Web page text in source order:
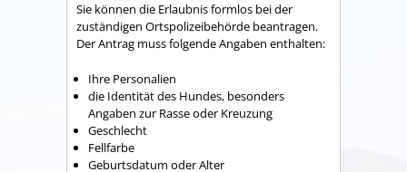
Sie können die Erlaubnis formlos bei der
zuständigen Ortspolizeibehörde beantragen.
Der Antrag muss folgende Angaben enthalten:
Ihre Personalien
die Identität des Hundes, besonders
Angaben zur Rasse oder Kreuzung
Geschlecht
Fellfarbe
Geburtsdatum oder Alter